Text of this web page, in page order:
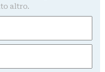
altro.